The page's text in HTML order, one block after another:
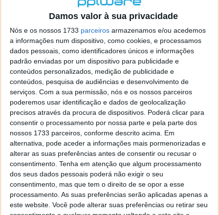
Damos valor à sua privacidade
Nós e os nossos 1733 parceiros armazenamos e/ou acedemos
a informações num dispositivo, como cookies, e processamos
dados pessoais, como identificadores únicos e informações
padrão enviadas por um dispositivo para publicidade e
conteúdos personalizados, medição de publicidade e
conteúdos, pesquisa de audiências e desenvolvimento de
serviços. Com a sua permissão, nós e os nossos parceiros
poderemos usar identificação e dados de geolocalização
precisos através da procura de dispositivos. Poderá clicar para
consentir o processamento por nossa parte e pela parte dos
nossos 1733 parceiros, conforme descrito acima. Em
alternativa, pode aceder a informações mais pormenorizadas e
alterar as suas preferências antes de consentir ou recusar o
consentimento. Tenha em atenção que algum processamento
dos seus dados pessoais poderá não exigir o seu
consentimento, mas que tem o direito de se opor a esse
processamento. As suas preferências serão aplicadas apenas a
este website. Você pode alterar suas preferências ou retirar seu
Este artigo tem mais de um ano
Acompanhe o Pplware no Google Notícias
Proponha uma correção, faça uma sugestão
Autor:Maria Inês Coelho
Tags: França reconhecimento facial Segurança
PRÓXIMO ARTIGO